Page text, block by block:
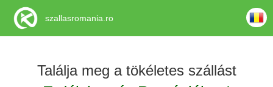
Találja meg a tökéletes szállást
szallasromania.ro